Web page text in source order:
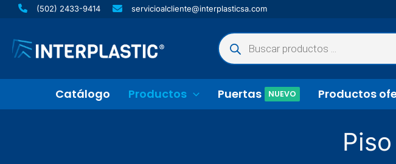
contenido
(502) 2433-9414 servicioalcliente@interplasticsa.com
Búsqueda
de
productos
Catálogo Productos Puertas NUEVO Productos